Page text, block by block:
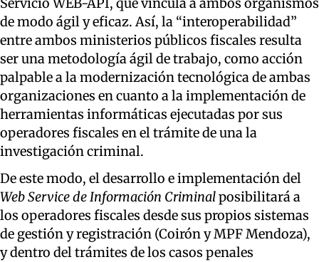
Servicio WEB-API, que vincula a ambos organismos
de modo ágil y eficaz. Así, la “interoperabilidad”
entre ambos ministerios públicos fiscales resulta
ser una metodología ágil de trabajo, como acción
palpable a la modernización tecnológica de ambas
organizaciones en cuanto a la implementación de
herramientas informáticas ejecutadas por sus
operadores fiscales en el trámite de una la
investigación criminal.
De este modo, el desarrollo e implementación del
Web Service de Información Criminalposibilitará a
los operadores fiscales desde sus propios sistemas
de gestión y registración (Coirón y MPF Mendoza),
y dentro del trámites de los casos penales